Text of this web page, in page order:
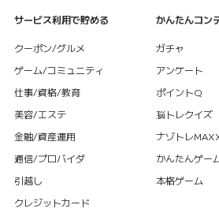
サービス利用で貯める
クーポン/グルメ
ゲーム/コミュニティ
仕事/資格/教育
美容/エステ
金融/資産運用
通信/プロバイダ
引越し
クレジットカード
かんたんコン
ガチャ
アンケート
ポイントQ
脳トレクイズ
ナゾトレ
かんたんゲー
本格ゲーム